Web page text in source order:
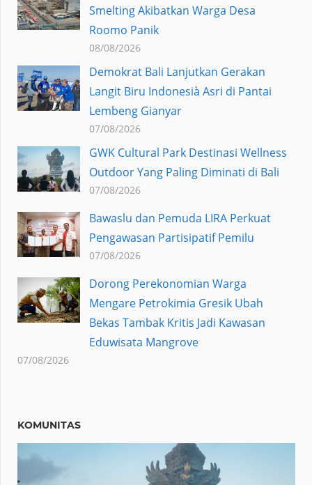
Smelting Akibatkan Warga Desa
Roomo Panik
08/08/2026
Demokrat Bali Lanjutkan Gerakan
Langit Biru Indonesià Asri di Pantai
Lembeng Gianyar
07/08/2026
GWK Cultural Park Destinasi Wellness
Outdoor Yang Paling Diminati di Bali
07/08/2026
Bawaslu dan Pemuda LIRA Perkuat
Pengawasan Partisipatif Pemilu
07/08/2026
Dorong Perekonomian Warga
Mengare Petrokimia Gresik Ubah
Bekas Tambak Kritis Jadi Kawasan
Eduwisata Mangrove
07/08/2026
KOMUNITAS